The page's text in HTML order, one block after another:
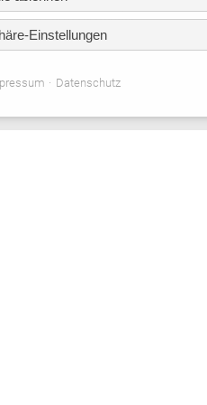
Form verwendet.
gelten im Sinne der
keine Wertung.
Einstellungen
Datenschutz